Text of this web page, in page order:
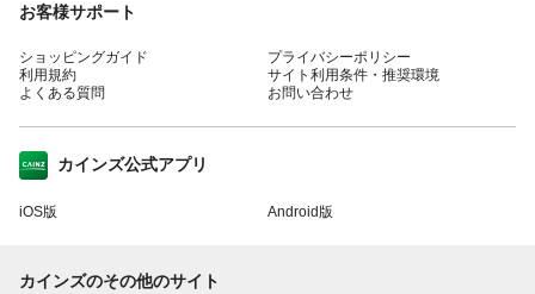
お客様サポート
ショッピングガイド
利用規約
よくある質問
プライバシーポリシー
サイト利用条件・推奨環境
お問い合わせ
カインズ公式アプリ
iOS版 Android版
カインズのその他のサイト